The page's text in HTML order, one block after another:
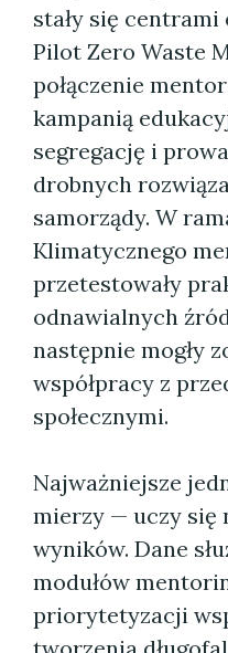
stały się
Pilot Zero Waste
połączenie
kampanią
segregację i
drobnych
samorządy. W
Klimatycznego
przetestowały
odnawialnych
następnie mogły
współpracy z
społecznymi.
Najważniejsze
mierzy — uczy się
wyników. Dane
modułów
priorytetyzacji